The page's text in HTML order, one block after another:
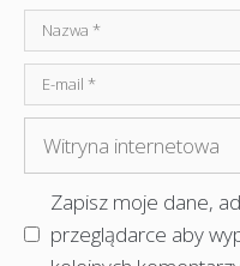
Nazwa
mail
internetowa
Zapisz moje dane,
przeglądarce aby